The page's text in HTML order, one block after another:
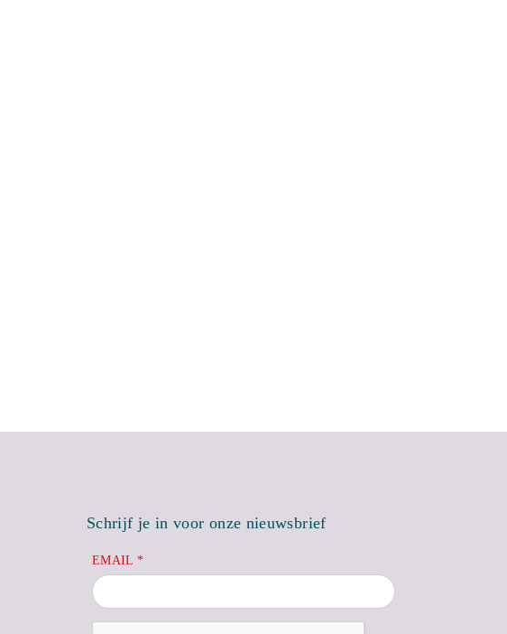
Schrijf je in voor onze nieuwsbrief
EMAIL *